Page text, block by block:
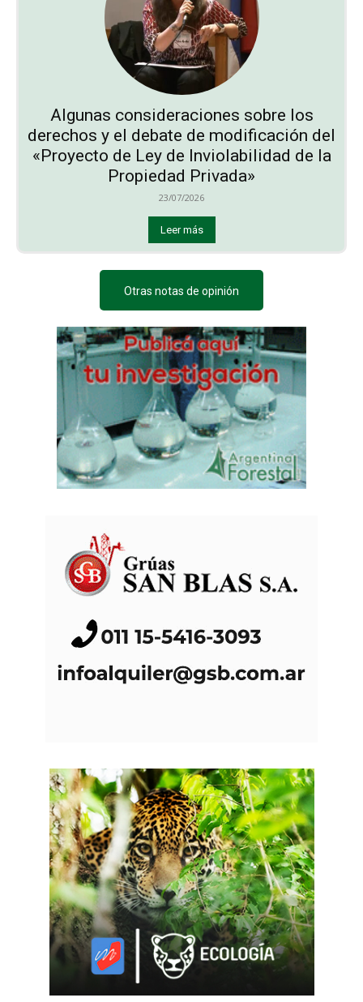
Algunas consideraciones sobre los
derechos y el debate de modificación del
«Proyecto de Ley de Inviolabilidad de la
Propiedad Privada»
23/07/2026
Leer más
Otras notas de opinión